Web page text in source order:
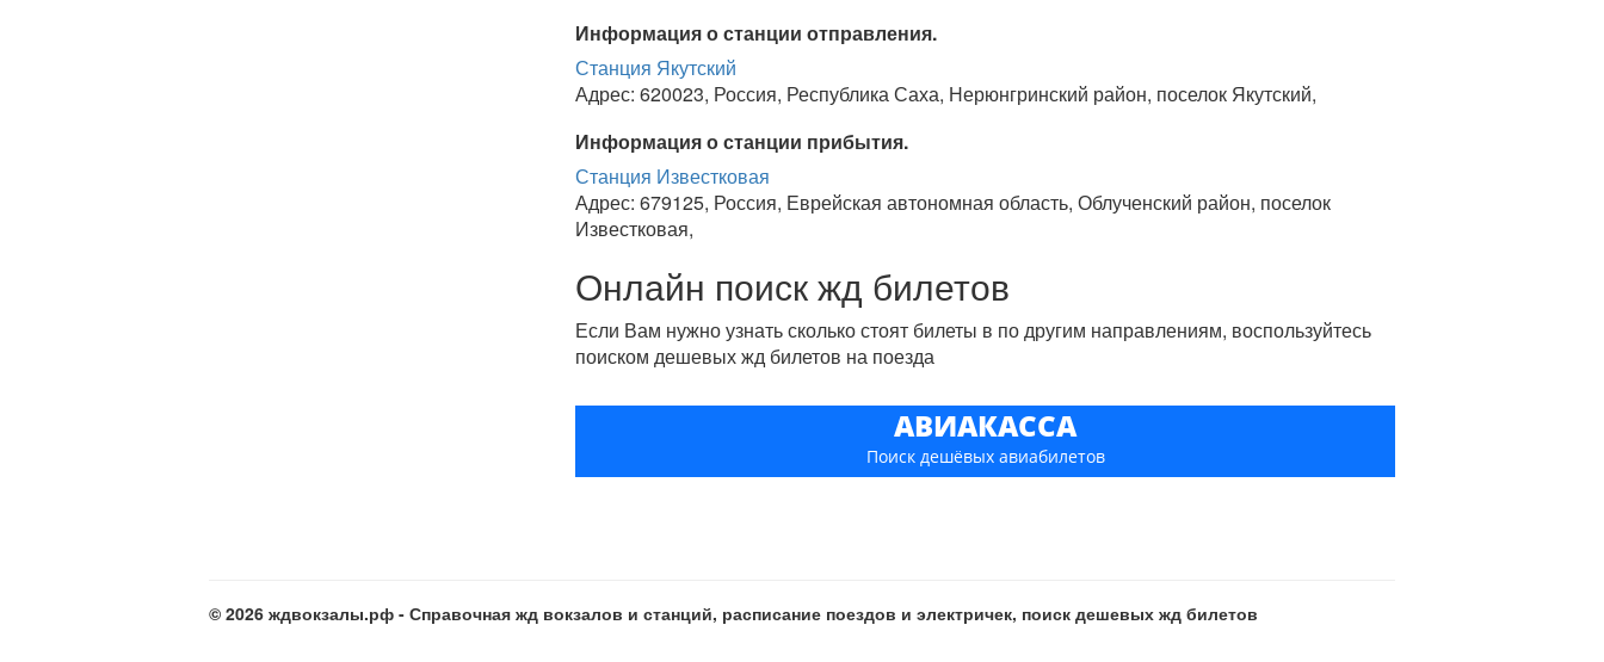
Информация о станции отправления.
Станция Якутский
Адрес: 620023, Россия, Республика Саха, Нерюнгринский район, поселок Якутский,
Информация о станции прибытия.
Станция Известковая
Адрес: 679125, Россия, Еврейская автономная область, Облученский район, поселок
Известковая,
Онлайн поиск жд билетов
Если Вам нужно узнать сколько стоят билеты в по другим направлениям, воспользуйтесь
поиском дешевых жд билетов на поезда
АВИАКАССА
Поиск дешёвых авиабилетов
© 2026 ждвокзалы.рф - Справочная жд вокзалов и станций, расписание поездов и электричек, поиск дешевых жд билетов